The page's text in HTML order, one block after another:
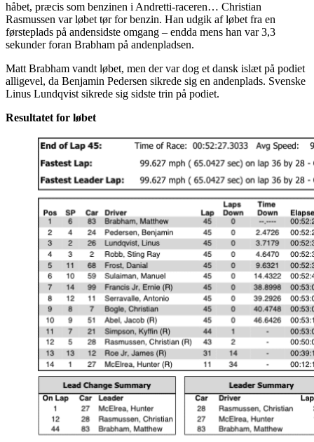
håbet, præcis som benzinen i Andretti-raceren… Christian
Rasmussen var løbet tør for benzin. Han udgik af løbet fra en
førsteplads på andensidste omgang – endda mens han var 3,3
sekunder foran Brabham på andenpladsen.
Matt Brabham vandt løbet, men der var dog et dansk islæt på podiet
alligevel, da Benjamin Pedersen sikrede sig en andenplads. Svenske
Linus Lundqvist sikrede sig sidste trin på podiet.
Resultatet for løbet